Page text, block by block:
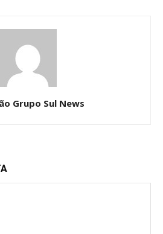
Grupo Sul News